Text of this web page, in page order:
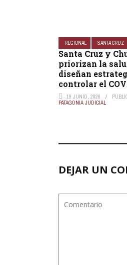
REGIONAL SANTA CRUZ
Santa Cruz y
priorizan la
diseñan
controlar el
19 JUNIO, 2020
PATAGONIA JUDICIAL
DEJAR UN